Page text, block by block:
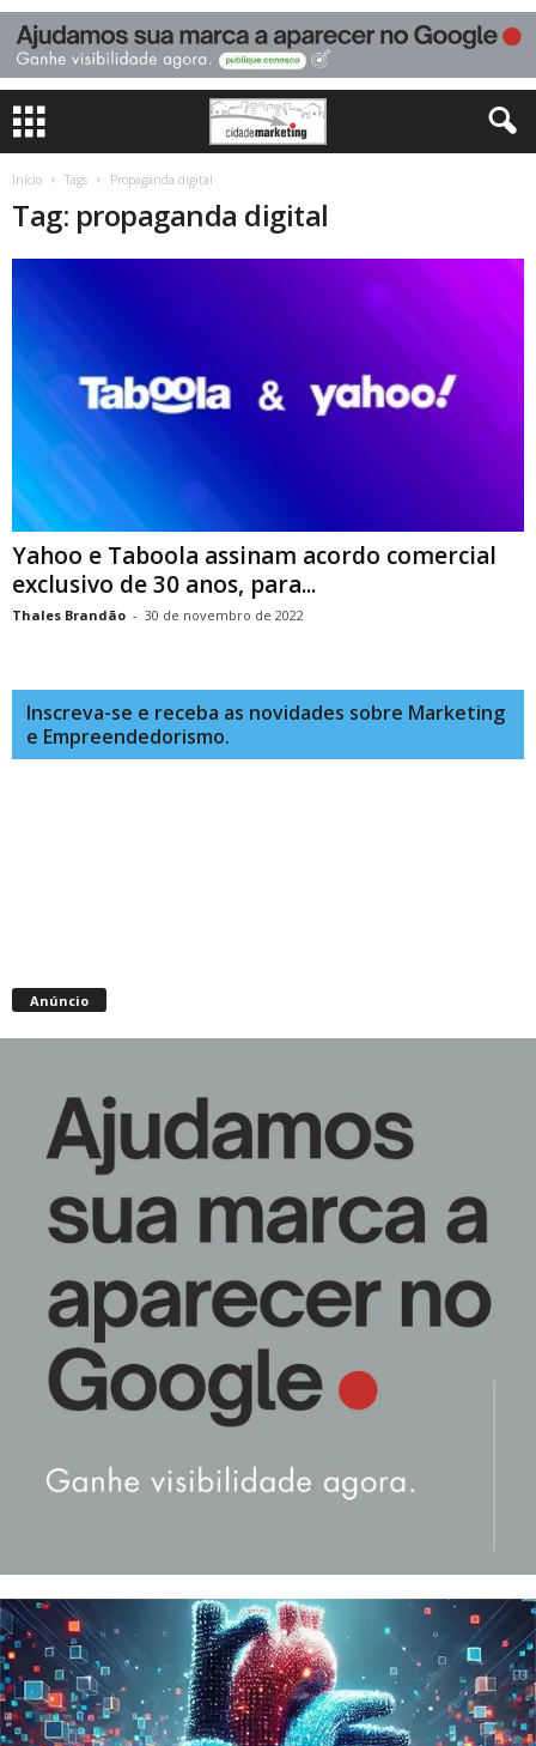
Início Tags Propaganda digital
Tag: propaganda digital
Yahoo e Taboola assinam acordo comercial
exclusivo de 30 anos, para...
Thales Brandão - 30 de novembro de 2022
Inscreva-se e receba as novidades sobre Marketing
e Empreendedorismo.
Anúncio